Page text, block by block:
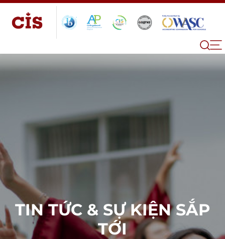
TIN TỨC & SỰ KIỆN SẮP
TỚI